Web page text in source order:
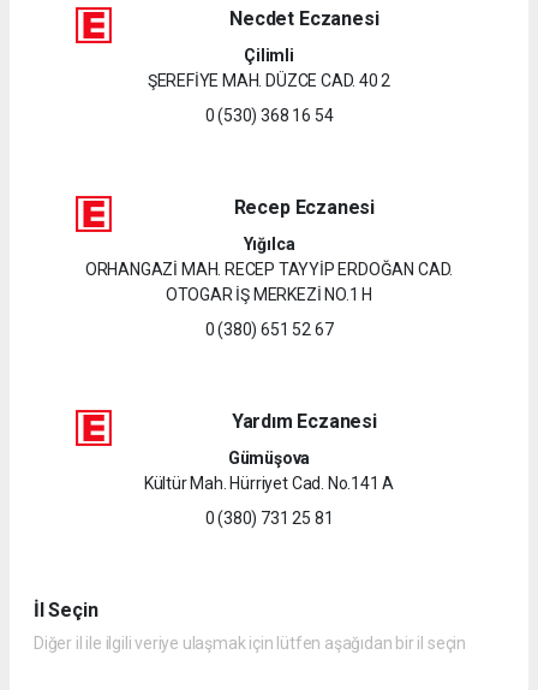
Necdet Eczanesi
Çilimli
ŞEREFİYE MAH. DÜZCE CAD. 40 2
0 (530) 368 16 54
Recep Eczanesi
Yığılca
ORHANGAZİ MAH. RECEP TAYYİP ERDOĞAN CAD.
OTOGAR İŞ MERKEZİ NO.1 H
0 (380) 651 52 67
Yardım Eczanesi
Gümüşova
Kültür Mah. Hürriyet Cad. No.141 A
0 (380) 731 25 81
İl Seçin
Diğer il ile ilgili veriye ulaşmak için lütfen aşağıdan bir il seçin